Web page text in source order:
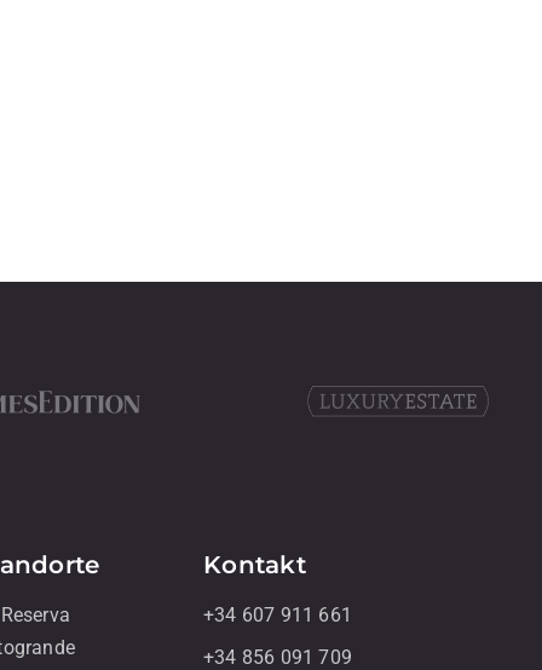
Kontakt
+34 607 911 661
+34 856 091 709